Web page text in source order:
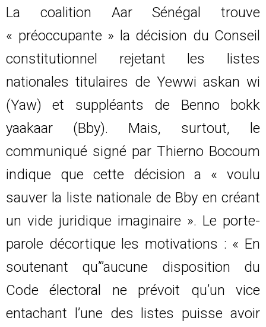
La coalition Aar Sénégal trouve
« préoccupante » la décision du Conseil
constitutionnel rejetant les listes
nationales titulaires de Yewwi askan wi
(Yaw) et suppléants de Benno bokk
yaakaar (Bby). Mais, surtout, le
communiqué signé par Thierno Bocoum
indique que cette décision a « voulu
sauver la liste nationale de Bby en créant
un vide juridique imaginaire ». Le porte-
parole décortique les motivations : « En
soutenant qu’‘’aucune disposition du
Code électoral ne prévoit qu’un vice
entachant l’une des listes puisse avoir